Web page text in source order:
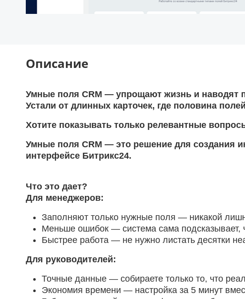
Описание
Умные поля CRM — упрощают жизнь и наводят
Устали от длинных карточек, где половина
Хотите показывать только релевантные
Умные поля CRM — это решение для создания
интерфейсе Битрикс24.
Что это дает?
Для менеджеров:
Заполняют только нужные поля — никакой
Меньше ошибок — система сама подсказывает,
Быстрее работа — не нужно листать десятки
Для руководителей:
Точные данные — собираете только то, что
Экономия времени — настройка за 5 минут